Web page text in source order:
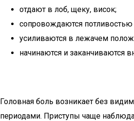
отдают в лоб, щеку, висок;
сопровождаются
усиливаются в лежачем
начинаются и заканчиваются
Головная боль возникает без
периодами. Приступы чаще